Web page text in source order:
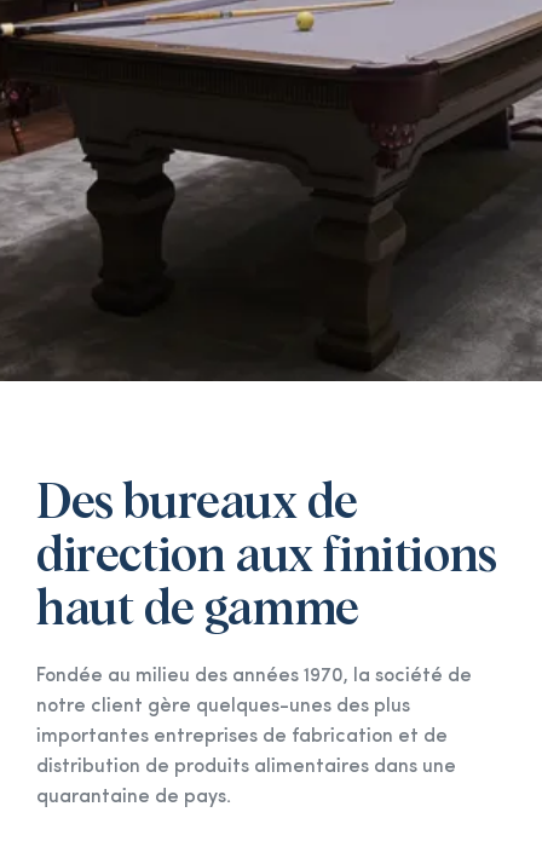
Des bureaux de
direction aux finitions
haut de gamme
Fondée au milieu des années 1970, la société de
notre client gère quelques-unes des plus
importantes entreprises de fabrication et de
distribution de produits alimentaires dans une
quarantaine de pays.